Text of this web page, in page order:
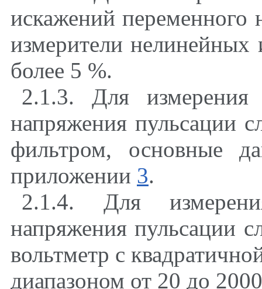
искажений переменного
измерители
более 5 %.
2.1.3. Для измерения
напряжения пульсации
фильтром, основные
приложении 3.
2.1.4. Для
напряжения пульсации
вольтметр с
диапазоном от 20 до